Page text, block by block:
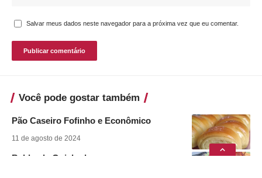
Salvar meus dados neste navegador para a próxima vez que eu comentar.
Você pode gostar também
Pão Caseiro Fofinho e Econômico
11 de agosto de 2024
Babka de Goiabada